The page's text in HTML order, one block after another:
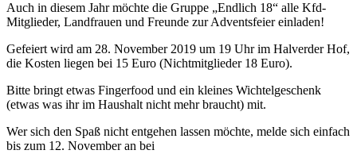
Auch in diesem Jahr möchte die Gruppe „Endlich 18“ alle Kfd-
Mitglieder, Landfrauen und Freunde zur Adventsfeier einladen!
Gefeiert wird am 28. November 2019 um 19 Uhr im Halverder Hof,
die Kosten liegen bei 15 Euro (Nichtmitglieder 18 Euro).
Bitte bringt etwas Fingerfood und ein kleines Wichtelgeschenk
(etwas was ihr im Haushalt nicht mehr braucht) mit.
Wer sich den Spaß nicht entgehen lassen möchte, melde sich einfach
bis zum 12. November an bei